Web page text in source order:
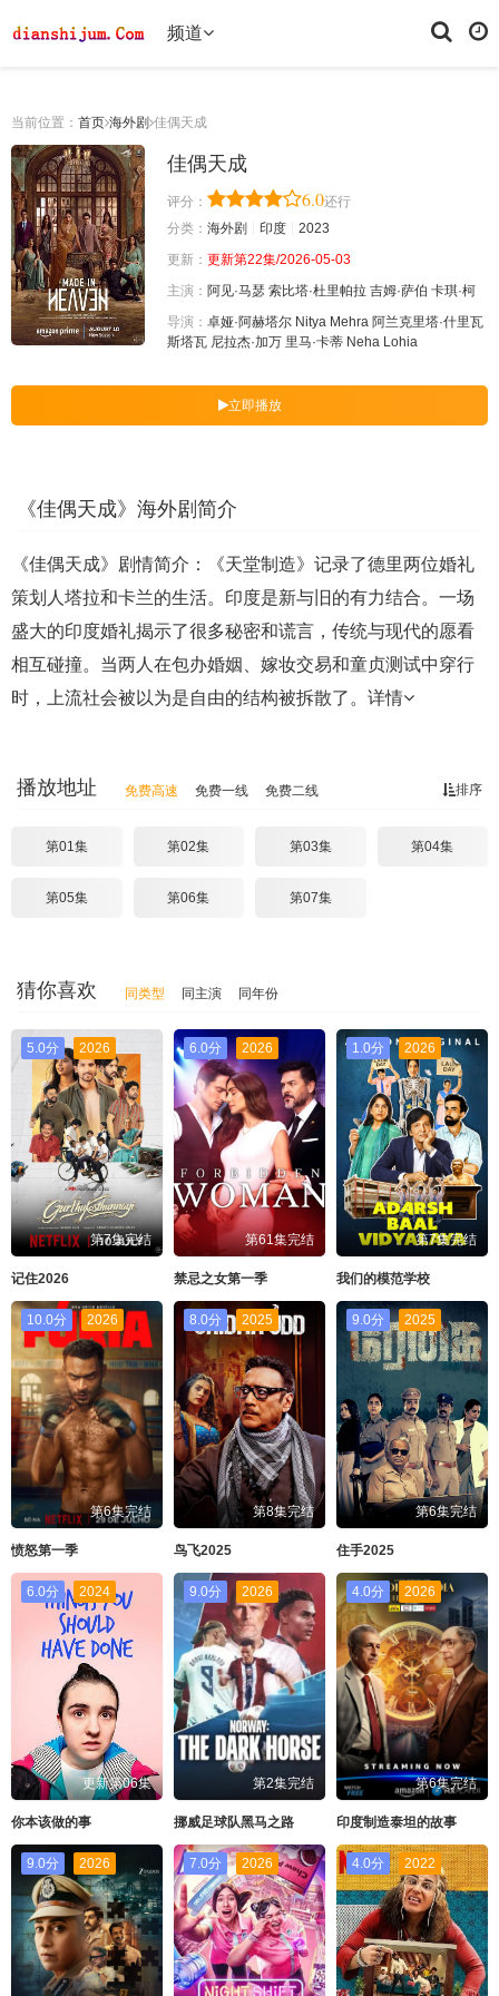
频道
当前位置： 首页 海外剧 佳偶天成
佳偶天成
评分： 6.0还行
分类： 海外剧 印度
2023
更新： 更新第22集/2026-05-03
主演： 阿见·马瑟 索比塔·杜里帕拉 吉姆·萨伯 卡琪·柯
导演： 卓娅·阿赫塔尔 Nitya Mehra 阿兰克里塔·什里瓦
斯塔瓦 尼拉杰·加万 里马·卡蒂 Neha Lohia
立即播放
《佳偶天成》海外剧简介
《佳偶天成》剧情简介：《天堂制造》记录了德里两位婚礼
策划人塔拉和卡兰的生活。印度是新与旧的有力结合。一场
盛大的印度婚礼揭示了很多秘密和谎言，传统与现代的愿看
相互碰撞。当两人在包办婚姻、嫁妆交易和童贞测试中穿行
时，上流社会被以为是自由的结构被拆散了。 详情
排序
播放地址 免费高速 免费一线 免费二线
第01集 第02集 第03集 第04集
第05集 第06集 第07集
猜你喜欢 同类型 同主演 同年份
5.0分 2026
第7集完结
记住2026
6.0分 2026
第61集完结
禁忌之女第一季
1.0分 2026
第7集完结
我们的模范学校
10.0分 2026
第6集完结
愤怒第一季
8.0分 2025
第8集完结
鸟飞2025
9.0分 2025
第6集完结
住手2025
6.0分 2024
更新第06集
你本该做的事
9.0分 2026
第2集完结
挪威足球队黑马之路
4.0分 2026
第6集完结
印度制造泰坦的故事
9.0分 2026 7.0分 2026 4.0分 2022